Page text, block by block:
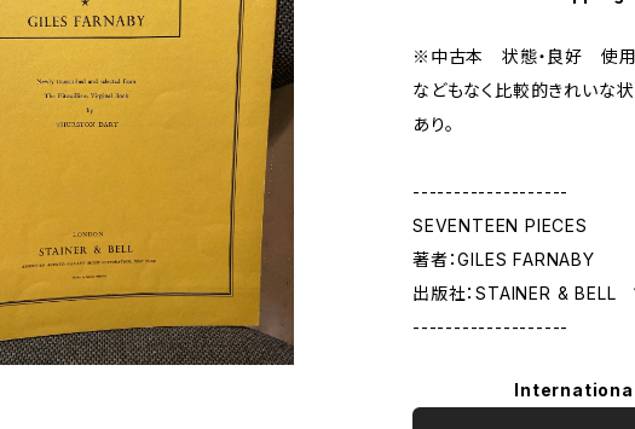
※中古本 状態・良好 使用
などもなく比較的きれいな
あり。
-------------------
SEVENTEEN PIECES
著者：GILES FARNABY
出版社：STAINER &
-------------------